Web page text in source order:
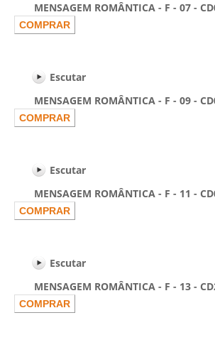
MENSAGEM ROMÂNTICA - F - 07 -
Escutar
MENSAGEM ROMÂNTICA - F - 09 -
Escutar
MENSAGEM ROMÂNTICA - F - 11 -
Escutar
MENSAGEM ROMÂNTICA - F - 13 -